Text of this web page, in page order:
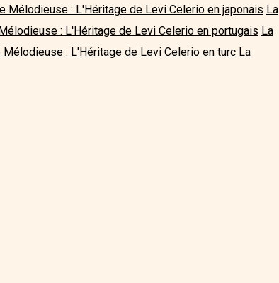
Mélodieuse : L'Héritage de Levi Celerio en japonais La
: L'Héritage de Levi Celerio en portugais La
Mélodieuse : L'Héritage de Levi Celerio en turc La